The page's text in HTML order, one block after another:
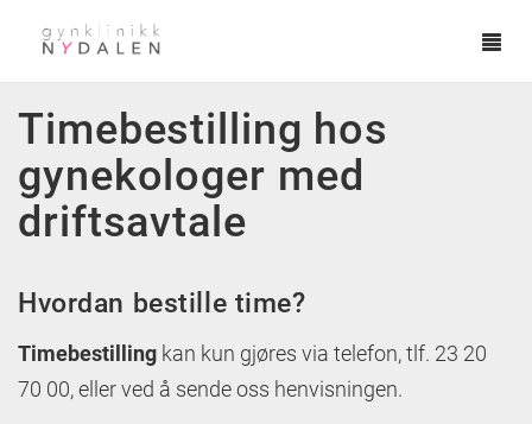
Timebestilling hos
gynekologer med
driftsavtale
Hvordan bestille time?
Timebestilling kan kun gjøres via telefon, tlf. 23 20
70 00, eller ved å sende oss henvisningen.